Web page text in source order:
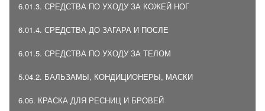
6.01.3. СРЕДСТВА ПО УХОДУ ЗА КОЖЕЙ НОГ
6.01.4. СРЕДСТВА ДО ЗАГАРА И ПОСЛЕ
6.01.5. СРЕДСТВА ПО УХОДУ ЗА ТЕЛОМ
5.04.2. БАЛЬЗАМЫ, КОНДИЦИОНЕРЫ, МАСКИ
6.06. КРАСКА ДЛЯ РЕСНИЦ И БРОВЕЙ